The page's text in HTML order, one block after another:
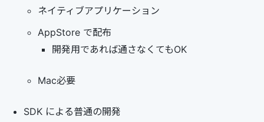
ネイティブアプリケーション
AppStore で配布
開発用であれば通さなくてもOK
Mac必要
SDK による普通の開発